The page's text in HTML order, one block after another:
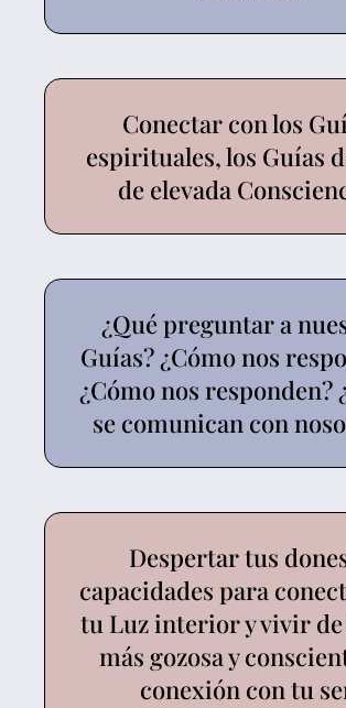
Conectar con los
espirituales, los Guías
de elevada
¿Qué preguntar a
Guías? ¿Cómo nos
¿Cómo nos responden?
se comunican con
Despertar tus
capacidades para
tu Luz interior y vivir
más gozosa y
conexión con tu